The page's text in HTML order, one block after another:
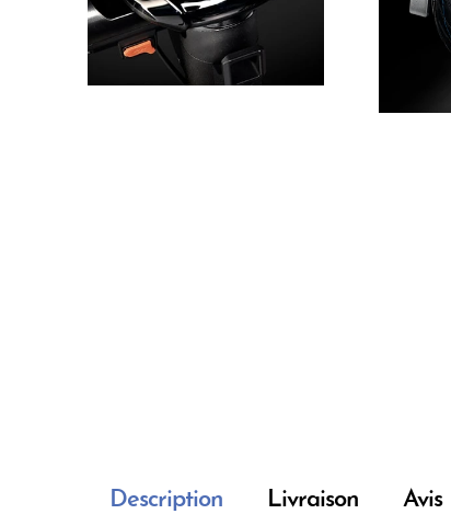
Description Livraison Avis